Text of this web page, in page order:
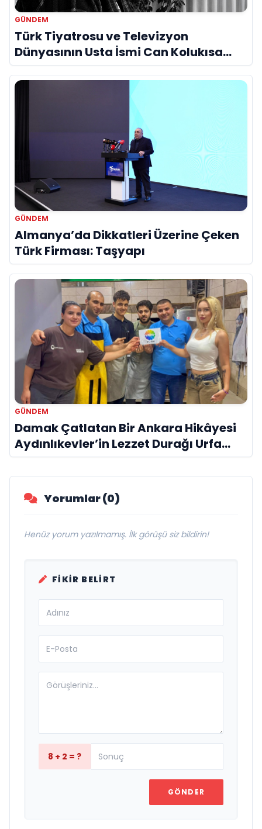
GÜNDEM
Türk Tiyatrosu ve Televizyon
Dünyasının Usta İsmi Can Kolukısa
Hayatını Kaybetti
GÜNDEM
Almanya’da Dikkatleri Üzerine Çeken
Türk Firması: Taşyapı
GÜNDEM
Damak Çatlatan Bir Ankara Hikâyesi
Aydınlıkevler’in Lezzet Durağı Urfa
Damak
Yorumlar (0)
Henüz yorum yazılmamış. İlk görüşü siz bildirin!
FIKIR BELIRT
8 + 2 = ?
GÖNDER